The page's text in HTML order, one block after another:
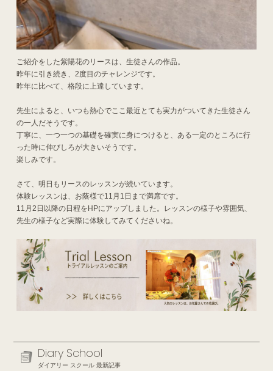
ご紹介をした紫陽花のリースは、生徒さんの作品。
昨年に引き続き、2度目のチャレンジです。
昨年に比べて、格段に上達しています。
先生によると、いつも熱心でここ最近とても実力がついてきた生徒さん
の一人だそうです。
丁寧に、一つ一つの基礎を確実に身につけると、ある一定のところに行
った時に伸びしろが大きいそうです。
楽しみです。
さて、明日もリースのレッスンが続いています。
体験レッスンは、お蔭様で11月1日まで満席です。
11月2日以降の日程をHPにアップしました。レッスンの様子や雰囲気、
先生の様子など実際に体験してみてくださいね。
Diary School
ダイアリー スクール 最新記事